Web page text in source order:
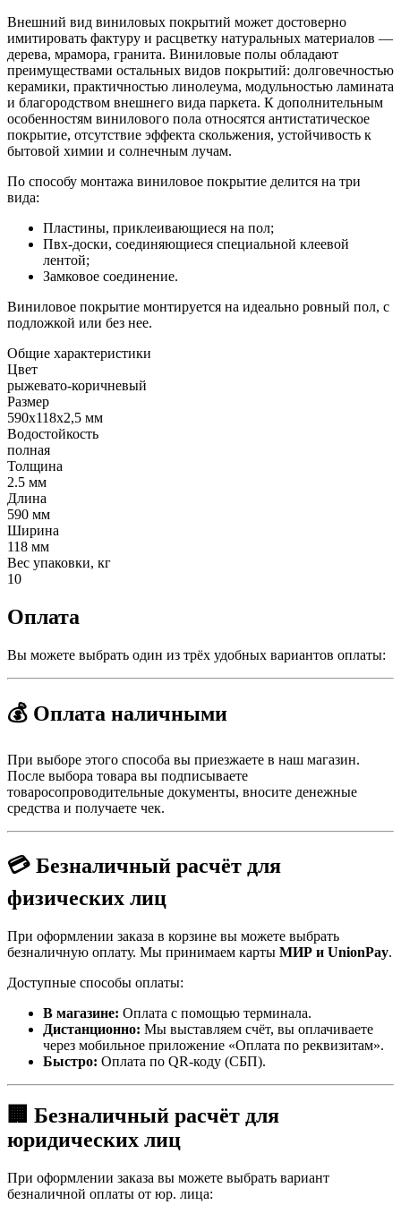
Внешний вид виниловых покрытий может достоверно
имитировать фактуру и расцветку натуральных материалов —
дерева, мрамора, гранита. Виниловые полы обладают
преимуществами остальных видов покрытий: долговечностью
керамики, практичностью линолеума, модульностью ламината
и благородством внешнего вида паркета. К дополнительным
особенностям винилового пола относятся антистатическое
покрытие, отсутствие эффекта скольжения, устойчивость к
бытовой химии и солнечным лучам.
По способу монтажа виниловое покрытие делится на три
вида:
Пластины, приклеивающиеся на пол;
Пвх-доски, соединяющиеся специальной клеевой
лентой;
Замковое соединение.
Виниловое покрытие монтируется на идеально ровный пол, с
подложкой или без нее.
Общие характеристики
Цвет
рыжевато-коричневый
Размер
590x118x2,5 мм
Водостойкость
полная
Толщина
2.5 мм
Длина
590 мм
Ширина
118 мм
Вес упаковки, кг
10
Оплата
Вы можете выбрать один из трёх удобных вариантов оплаты:
💰 Оплата наличными
При выборе этого способа вы приезжаете в наш магазин.
После выбора товара вы подписываете
товаросопроводительные документы, вносите денежные
средства и получаете чек.
💳 Безналичный расчёт для
физических лиц
При оформлении заказа в корзине вы можете выбрать
безналичную оплату. Мы принимаем карты МИР и UnionPay.
Доступные способы оплаты:
В магазине: Оплата с помощью терминала.
Дистанционно: Мы выставляем счёт, вы оплачиваете
через мобильное приложение «Оплата по реквизитам».
Быстро: Оплата по QR-коду (СБП).
🏢 Безналичный расчёт для
юридических лиц
При оформлении заказа вы можете выбрать вариант
безналичной оплаты от юр. лица: